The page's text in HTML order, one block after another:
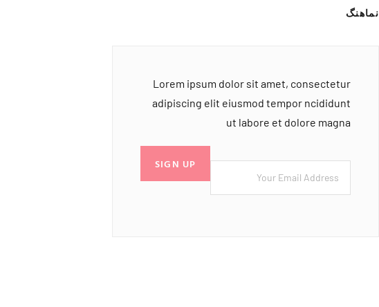
نماهنگ
Lorem ipsum dolor sit amet, consectetur
adipiscing elit eiusmod tempor ncididunt
ut labore et dolore magna
SIGN UP